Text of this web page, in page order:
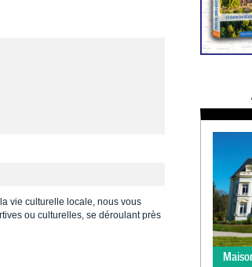
vie culturelle locale, nous vous
ou culturelles, se déroulant près